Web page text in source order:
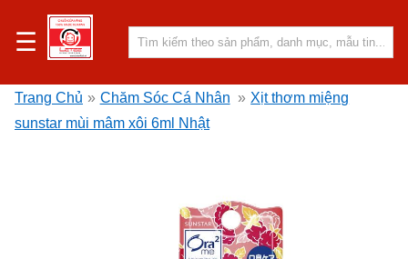
☰
Trang Chủ » Chăm Sóc Cá Nhân » Xịt thơm miệng
sunstar mùi mâm xôi 6ml Nhật